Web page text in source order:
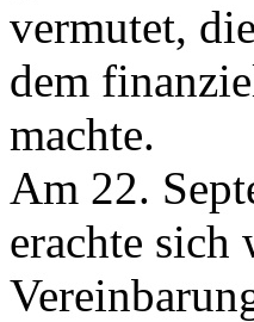
vermutet,
dem
machte.
Am 22.
erachte sich